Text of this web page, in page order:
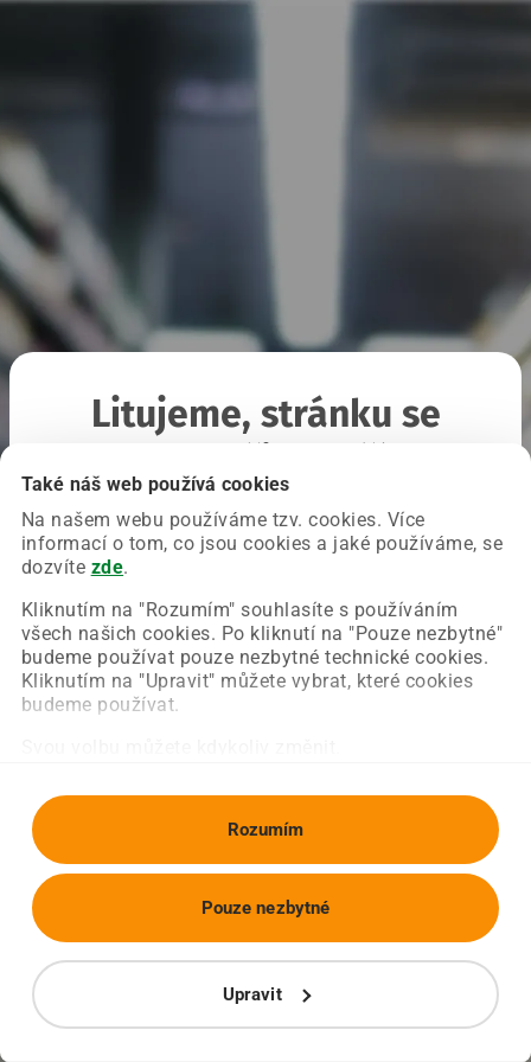
Také náš web používá cookies
Na našem webu používáme tzv. cookies. Více
informací o tom, co jsou cookies a jaké používáme, se
dozvíte zde.
Kliknutím na "Rozumím" souhlasíte s používáním
všech našich cookies. Po kliknutí na "Pouze nezbytné"
budeme používat pouze nezbytné technické cookies.
Kliknutím na "Upravit" můžete vybrat, které cookies
budeme používat.
Rozumím
Upravit
Pouze nezbytné
Litujeme, stránku se
Chyba nastala na naší straně a už ji opravujeme.
Zkuste prosím znovu načíst požadovanou stránku.
Obnovit stránku Úvodní strana